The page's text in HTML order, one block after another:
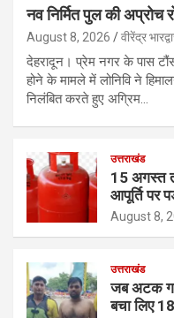
नव निर्मित पुल की
August 8, 2026 वीरेंद्र
देहरादून। प्रेम नगर के पास
होने के मामले में लोनिवि ने
निलंबित करते हुए अग्रिम…
उत्तराखंड
15 अगस्त
आपूर्ति पर
August 8,
उत्तराखंड
जब अटक
बचा लिए